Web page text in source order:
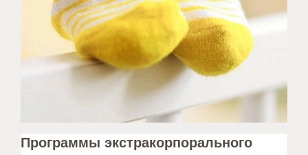
Программы экстракорпорального